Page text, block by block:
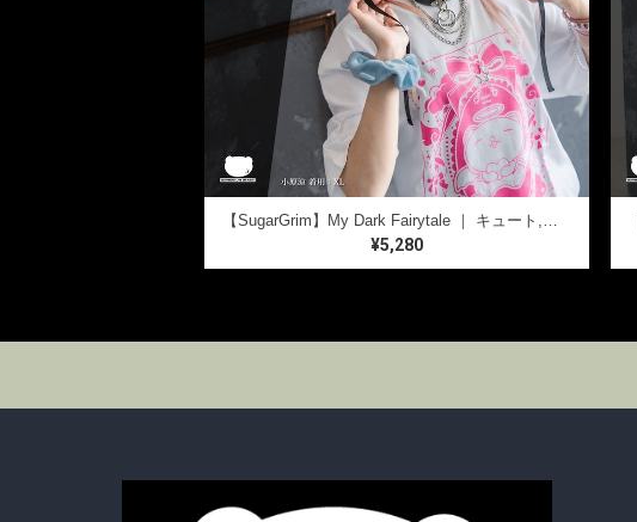
【SugarGrim】My Dark Fairytale ｜ キュート,ファンシーTシャツ / ゴシック / 熊ベア
¥5,280
T-SHIRTS LONG SLEEVE T FOODIE・SHIRTS